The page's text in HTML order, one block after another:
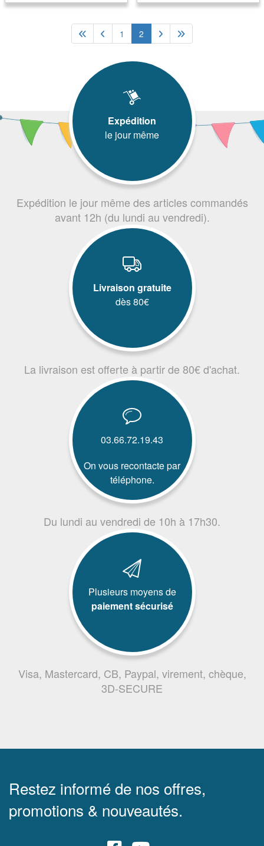
1 2
Expédition
le jour même
Expédition le jour même des articles commandés
avant 12h (du lundi au vendredi).
Livraison gratuite
dès 80€
La livraison est offerte à partir de 80€ d'achat.
03.66.72.19.43
On vous recontacte par
téléphone.
Du lundi au vendredi de 10h à 17h30.
Plusieurs moyens de
paiement sécurisé
Visa, Mastercard, CB, Paypal, virement, chèque,
3D-SECURE
Restez informé de nos offres,
promotions & nouveautés.